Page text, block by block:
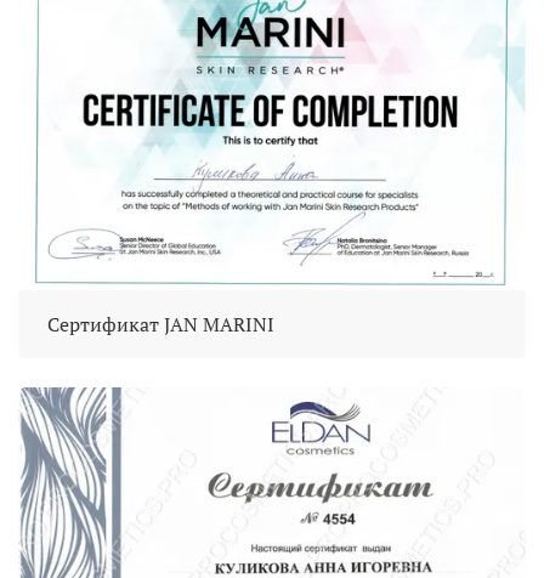
Сертификат JAN MARINI